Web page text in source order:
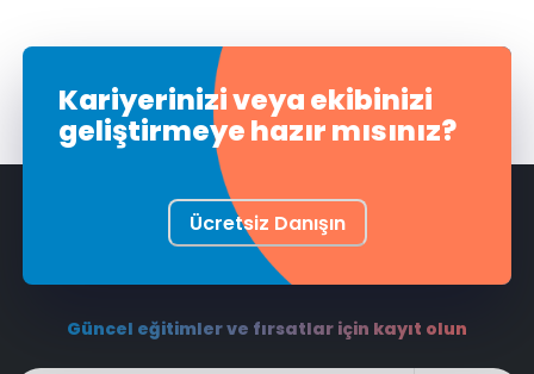
Kariyerinizi veya ekibinizi
geliştirmeye hazır mısınız?
Ücretsiz Danışın
Güncel eğitimler ve fırsatlar için kayıt olun